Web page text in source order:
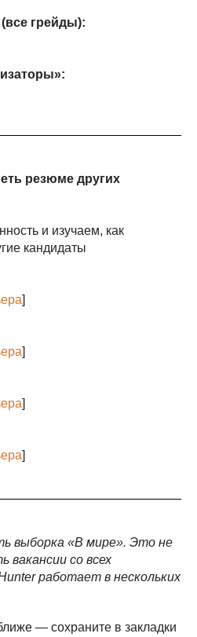
грейды):
резюме других
и изучаем, как
кандидаты
]
]
]
]
выборка «В мире». Это не
вакансии со всех
работает в нескольких
— сохраните в закладки